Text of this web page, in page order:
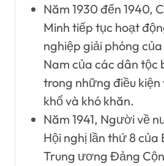
Năm 1930 đến 1940,
Minh tiếp tục hoạt
nghiệp giải phóng
Nam của các dân tộc
trong những điều kiện
khổ và khó khăn.
Năm 1941, Người về
Hội nghị lần thứ 8 của
Trung ương Đảng